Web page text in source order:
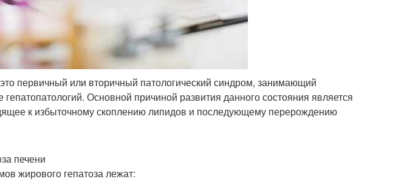
первичный или вторичный патологический синдром, занимающий
Основной причиной развития данного состояния является
к избыточному скоплению липидов и последующему перерождению
печени
жирового гепатоза лежат: